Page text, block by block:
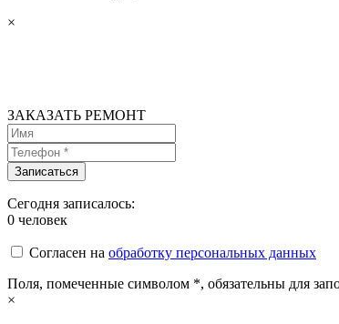
×
ЗАКАЗАТЬ РЕМОНТ
Сегодня записалось:
0 человек
Согласен на обработку персональных данных
Поля, помеченные символом *, обязательны для
×